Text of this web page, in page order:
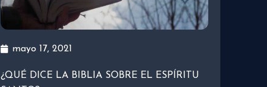
mayo 17, 2021
¿QUÉ DICE LA BIBLIA SOBRE EL ESPÍRITU